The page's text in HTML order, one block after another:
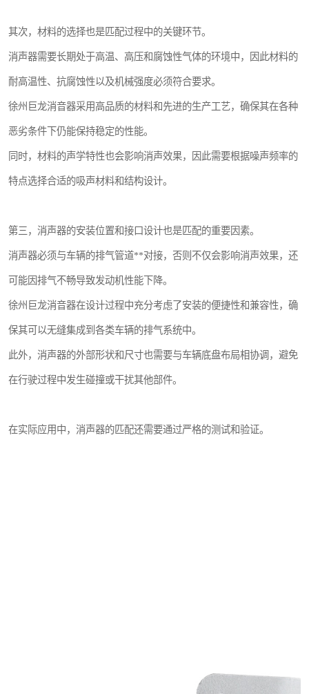
其次，材料的选择也是匹配过程中的关键环节。
消声器需要长期处于高温、高压和腐蚀性气体的环境中，因此材料的
耐高温性、抗腐蚀性以及机械强度必须符合要求。
徐州巨龙消音器采用高品质的材料和先进的生产工艺，确保其在各种
恶劣条件下仍能保持稳定的性能。
同时，材料的声学特性也会影响消声效果，因此需要根据噪声频率的
特点选择合适的吸声材料和结构设计。
第三，消声器的安装位置和接口设计也是匹配的重要因素。
消声器必须与车辆的排气管道**对接，否则不仅会影响消声效果，还
可能因排气不畅导致发动机性能下降。
徐州巨龙消音器在设计过程中充分考虑了安装的便捷性和兼容性，确
保其可以无缝集成到各类车辆的排气系统中。
此外，消声器的外部形状和尺寸也需要与车辆底盘布局相协调，避免
在行驶过程中发生碰撞或干扰其他部件。
在实际应用中，消声器的匹配还需要通过严格的测试和验证。